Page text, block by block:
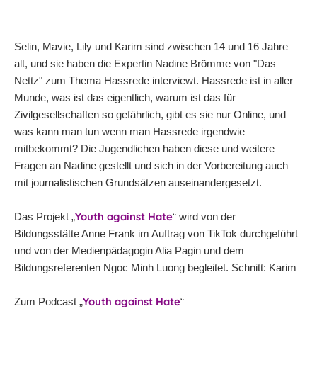
Selin, Mavie, Lily und Karim sind zwischen 14 und 16 Jahre
alt, und sie haben die Expertin Nadine Brömme von "Das
Nettz" zum Thema Hassrede interviewt. Hassrede ist in aller
Munde, was ist das eigentlich, warum ist das für
Zivilgesellschaften so gefährlich, gibt es sie nur Online, und
was kann man tun wenn man Hassrede irgendwie
mitbekommt? Die Jugendlichen haben diese und weitere
Fragen an Nadine gestellt und sich in der Vorbereitung auch
mit journalistischen Grundsätzen auseinandergesetzt.
Das Projekt „Youth against Hate“ wird von der
Bildungsstätte Anne Frank im Auftrag von TikTok durchgeführt
und von der Medienpädagogin Alia Pagin und dem
Bildungsreferenten Ngoc Minh Luong begleitet. Schnitt: Karim
Zum Podcast „Youth against Hate“